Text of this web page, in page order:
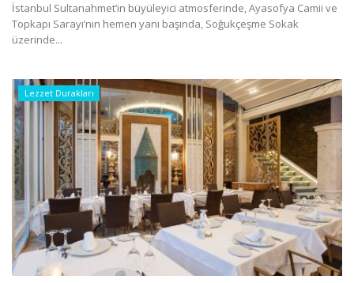
Halil ÖNCÜ kimdir?
Haberler
Görüntülü
Araştırma - İnceleme
Lezzet Durakları
Röportajlar
İstanbul Sultanahmet’in büyüleyici atmosferinde, Ayasofya Camii ve
Topkapı Sarayı’nın hemen yanı başında, Soğukçeşme Sokak
üzerinde...
Lezzet Durakları